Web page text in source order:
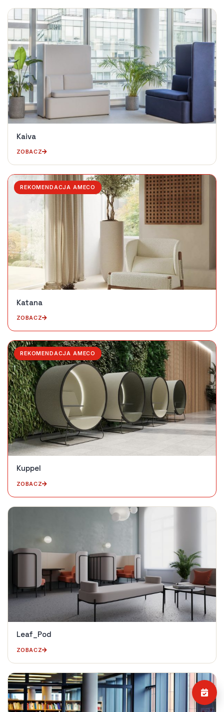
Kaiva
ZOBACZ
REKOMENDACJA AMECO
Katana
ZOBACZ
REKOMENDACJA AMECO
Kuppel
ZOBACZ
Leaf_Pod
ZOBACZ